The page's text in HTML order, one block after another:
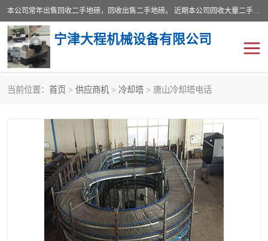
本公司常年出售回收二手地磅，回收出售二手地磅。 近期本公司回收大量二手地磅，型号齐全，宽度从2米到3.5米，长度5米到25米，承重吨位从10到200吨，成色7—9成新。 ? 使用年限6个月至2年，产品来源于个人闲置品，工矿企业停用品，因小换大而来。 精准度和新的一样， 二手地磅是内行人的选择，打个电话就省钱朋友您好等什么
宁津大程机械设备有限公司
当前位置： 首页 > 供应商机 > 冷却塔 > 唐山冷却塔电话
地磅传感器 废纸打包机
烘干机 食品烘干机
装载机电子秤 输送机
半自动输送机 全自动输送机